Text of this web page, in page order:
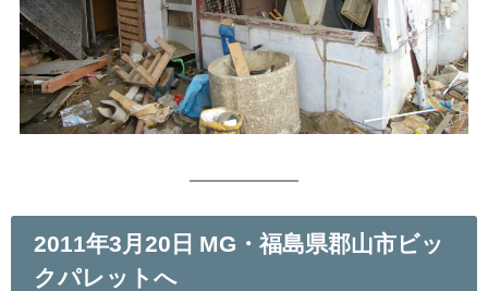
2011年3月20日 MG・福島県郡山市ビッ
クパレットへ